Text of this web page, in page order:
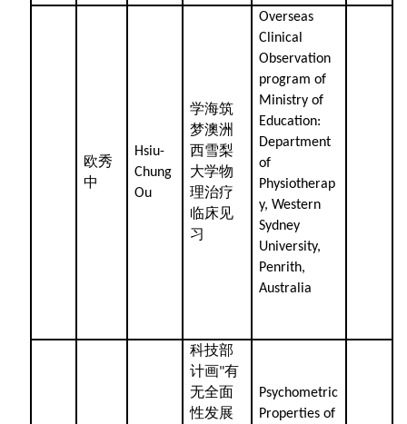
欧秀
中
Hsiu-
Chung
Ou
学海筑
梦澳洲
西雪梨
大学物
理治疗
临床见
习
Overseas
Clinical
Observation
program of
Ministry of
Education:
Department
of
Physiotherap
y, Western
Sydney
University,
Penrith,
Australia
科技部
计画"有
无全面
性发展
Psychometric
Properties of